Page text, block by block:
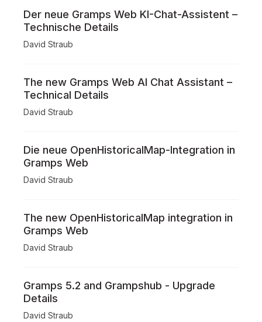
Der neue Gramps Web KI-Chat-Assistent –
Technische Details
David Straub
The new Gramps Web AI Chat Assistant –
Technical Details
David Straub
Die neue OpenHistoricalMap-Integration in
Gramps Web
David Straub
The new OpenHistoricalMap integration in
Gramps Web
David Straub
Gramps 5.2 and Grampshub - Upgrade
Details
David Straub